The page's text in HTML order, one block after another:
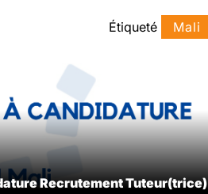
Étiqueté Mali
Recrutement Tuteur(trice)